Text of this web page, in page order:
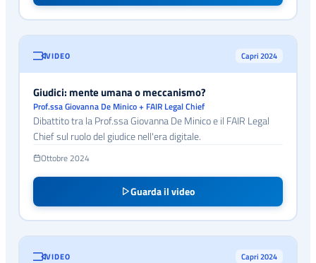
VIDEO Capri 2024
Giudici: mente umana o meccanismo?
Prof.ssa Giovanna De Minico + FAIR Legal Chief
Dibattito tra la Prof.ssa Giovanna De Minico e il FAIR Legal
Chief sul ruolo del giudice nell'era digitale.
Ottobre 2024
Guarda il video
VIDEO Capri 2024